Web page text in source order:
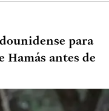
para
Hamás antes de